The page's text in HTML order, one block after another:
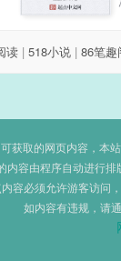
读 | 518小说 | 86笔趣
获取的网页内容，本
内容由程序自动进行排
容必须允许游客访问
如内容有违规，请